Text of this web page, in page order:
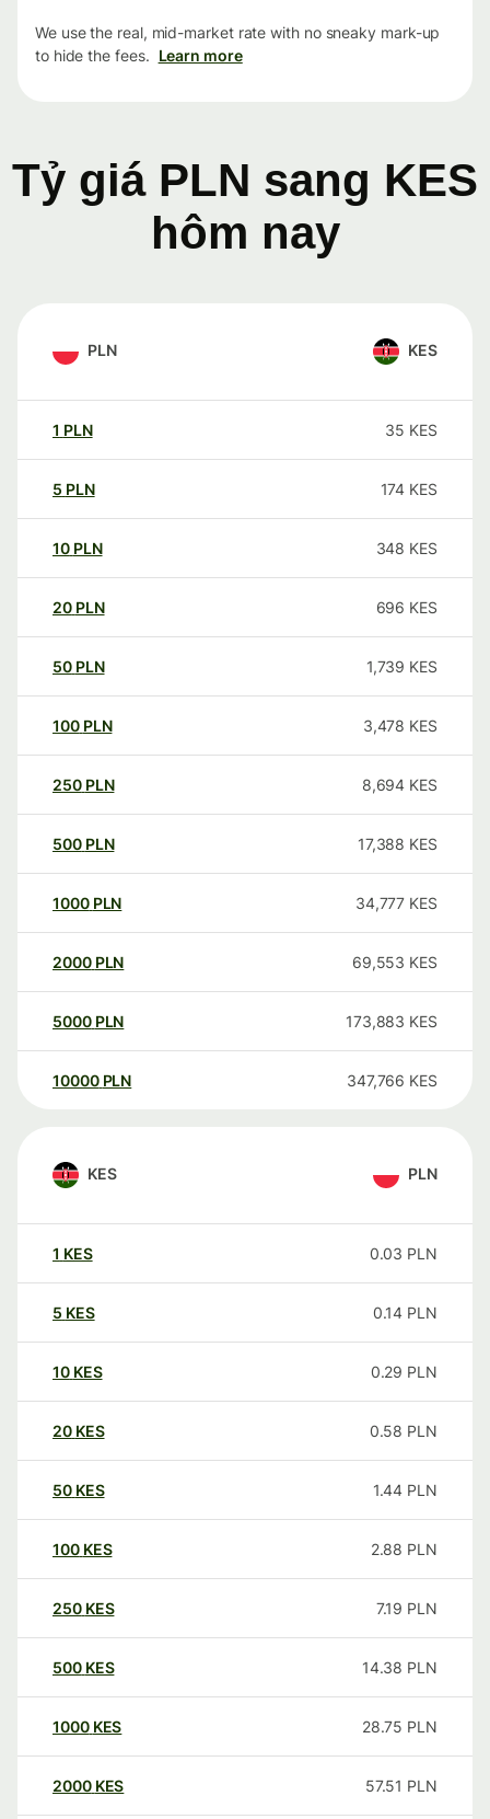
We use the real, mid-market rate with no sneaky mark-up
to hide the fees. Learn more
Tỷ giá PLN sang KES
hôm nay
PLN KES
1 PLN 35 KES
5 PLN 174 KES
10 PLN 348 KES
20 PLN 696 KES
50 PLN 1,739 KES
100 PLN 3,478 KES
250 PLN 8,694 KES
500 PLN 17,388 KES
1000 PLN 34,777 KES
2000 PLN 69,553 KES
5000 PLN 173,883 KES
10000 PLN 347,766 KES
KES PLN
1 KES 0.03 PLN
5 KES 0.14 PLN
10 KES 0.29 PLN
20 KES 0.58 PLN
50 KES 1.44 PLN
100 KES 2.88 PLN
250 KES 7.19 PLN
500 KES 14.38 PLN
1000 KES 28.75 PLN
2000 KES 57.51 PLN